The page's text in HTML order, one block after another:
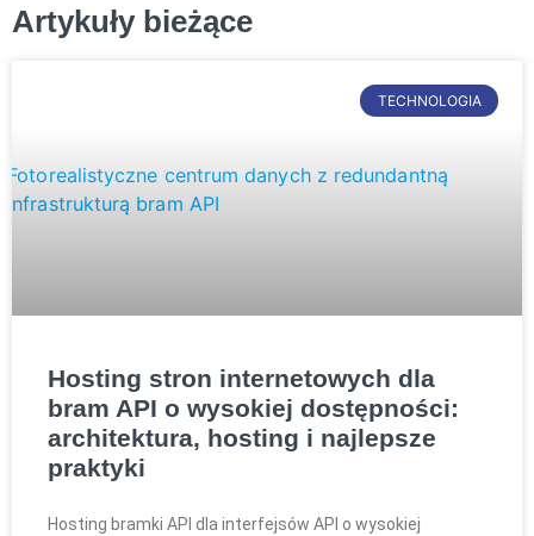
Artykuły bieżące
TECHNOLOGIA
Hosting stron internetowych dla
bram API o wysokiej dostępności:
architektura, hosting i najlepsze
praktyki
Hosting bramki API dla interfejsów API o wysokiej